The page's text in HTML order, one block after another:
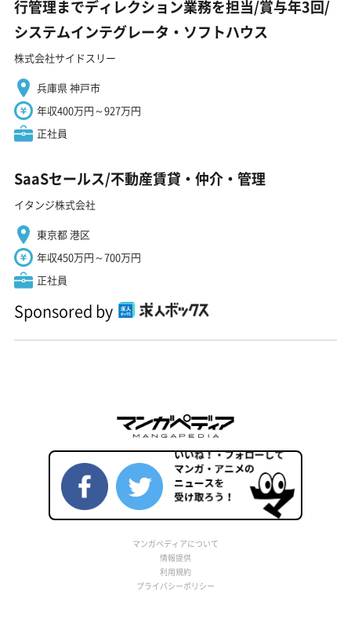
行管理までディレクション業務を担当/賞与年3回/
システムインテグレータ・ソフトハウス
株式会社サイドスリー
兵庫県 神戸市
年収400万円～927万円
正社員
SaaSセールス/不動産賃貸・仲介・管理
イタンジ株式会社
東京都 港区
年収450万円～700万円
正社員
Sponsored by
マンガペディアについて
情報提供
利用規約
プライバシーポリシー